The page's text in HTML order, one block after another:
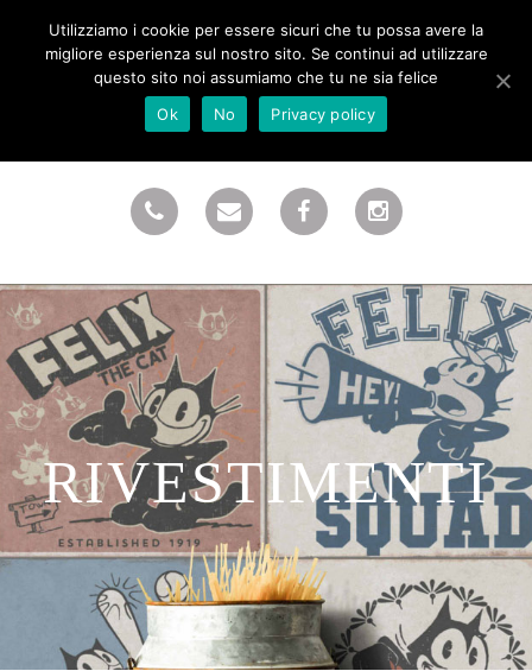
RIVESTIMENTI
Utilizziamo i cookie per essere sicuri che tu possa avere la
migliore esperienza sul nostro sito. Se continui ad utilizzare
questo sito noi assumiamo che tu ne sia felice
Ok
No Privacy policy